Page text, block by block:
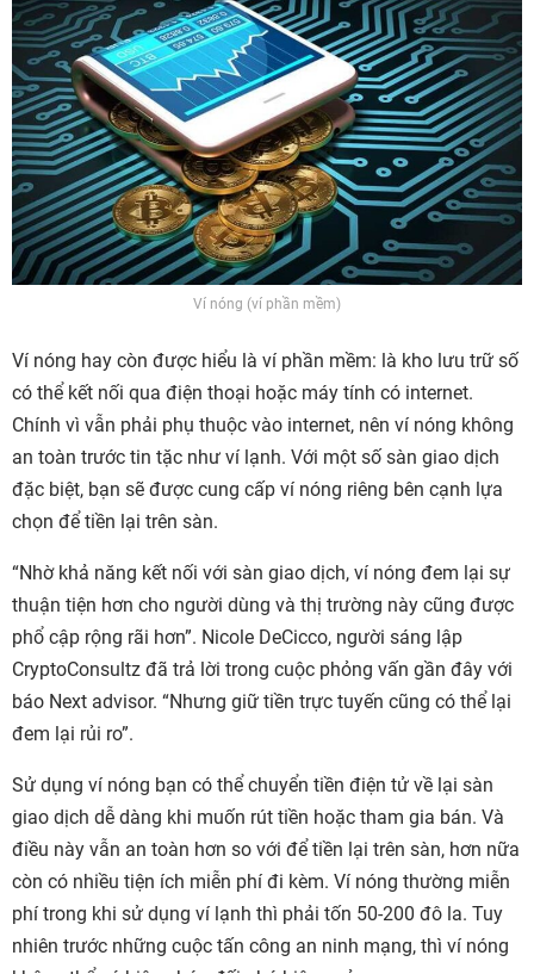
Ví nóng (ví phần mềm)
Ví nóng hay còn được hiểu là ví phần mềm: là kho lưu trữ số
có thể kết nối qua điện thoại hoặc máy tính có internet.
Chính vì vẫn phải phụ thuộc vào internet, nên ví nóng không
an toàn trước tin tặc như ví lạnh. Với một số sàn giao dịch
đặc biệt, bạn sẽ được cung cấp ví nóng riêng bên cạnh lựa
chọn để tiền lại trên sàn.
“Nhờ khả năng kết nối với sàn giao dịch, ví nóng đem lại sự
thuận tiện hơn cho người dùng và thị trường này cũng được
phổ cập rộng rãi hơn”. Nicole DeCicco, người sáng lập
CryptoConsultz đã trả lời trong cuộc phỏng vấn gần đây với
báo Next advisor. “Nhưng giữ tiền trực tuyến cũng có thể lại
đem lại rủi ro”.
Sử dụng ví nóng bạn có thể chuyển tiền điện tử về lại sàn
giao dịch dễ dàng khi muốn rút tiền hoặc tham gia bán. Và
điều này vẫn an toàn hơn so với để tiền lại trên sàn, hơn nữa
còn có nhiều tiện ích miễn phí đi kèm. Ví nóng thường miễn
phí trong khi sử dụng ví lạnh thì phải tốn 50-200 đô la. Tuy
nhiên trước những cuộc tấn công an ninh mạng, thì ví nóng